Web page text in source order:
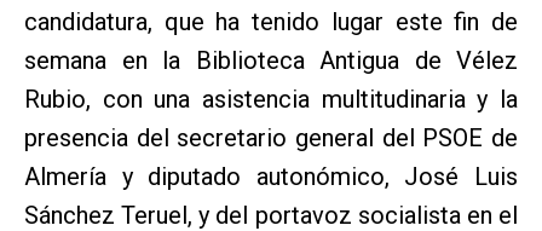
candidatura, que ha tenido lugar este fin de
semana en la Biblioteca Antigua de Vélez
Rubio, con una asistencia multitudinaria y la
presencia del secretario general del PSOE de
Almería y diputado autonómico, José Luis
Sánchez Teruel, y del portavoz socialista en el